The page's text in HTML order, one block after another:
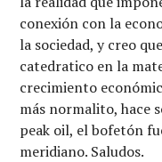
conexión con la
la sociedad, y creo
catedratico en la
crecimiento
más normalito, hace
peak oil, el bofetón
meridiano. Saludos.